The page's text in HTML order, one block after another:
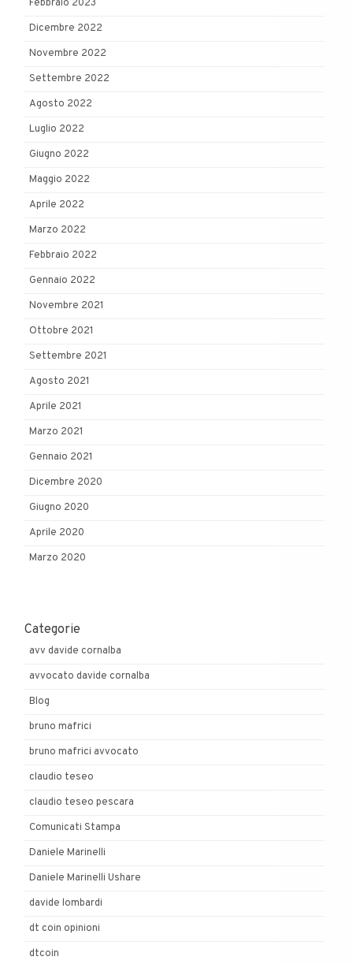
Febbraio 2023
Dicembre 2022
Novembre 2022
Settembre 2022
Agosto 2022
Luglio 2022
Giugno 2022
Maggio 2022
Aprile 2022
Marzo 2022
Febbraio 2022
Gennaio 2022
Novembre 2021
Ottobre 2021
Settembre 2021
Agosto 2021
Aprile 2021
Marzo 2021
Gennaio 2021
Dicembre 2020
Giugno 2020
Aprile 2020
Marzo 2020
Categorie
avv davide cornalba
avvocato davide cornalba
Blog
bruno mafrici
bruno mafrici avvocato
claudio teseo
claudio teseo pescara
Comunicati Stampa
Daniele Marinelli
Daniele Marinelli Ushare
davide lombardi
dt coin opinioni
dtcoin